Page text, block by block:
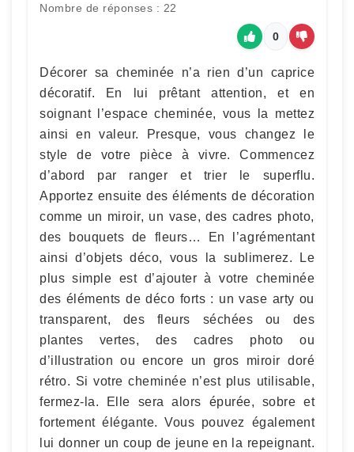
Nombre de réponses : 22
0
Décorer sa cheminée n’a rien d’un caprice
décoratif. En lui prêtant attention, et en
soignant l’espace cheminée, vous la mettez
ainsi en valeur. Presque, vous changez le
style de votre pièce à vivre. Commencez
d’abord par ranger et trier le superflu.
Apportez ensuite des éléments de décoration
comme un miroir, un vase, des cadres photo,
des bouquets de fleurs… En l’agrémentant
ainsi d’objets déco, vous la sublimerez. Le
plus simple est d’ajouter à votre cheminée
des éléments de déco forts : un vase arty ou
transparent, des fleurs séchées ou des
plantes vertes, des cadres photo ou
d’illustration ou encore un gros miroir doré
rétro. Si votre cheminée n’est plus utilisable,
fermez-la. Elle sera alors épurée, sobre et
fortement élégante. Vous pouvez également
lui donner un coup de jeune en la repeignant.